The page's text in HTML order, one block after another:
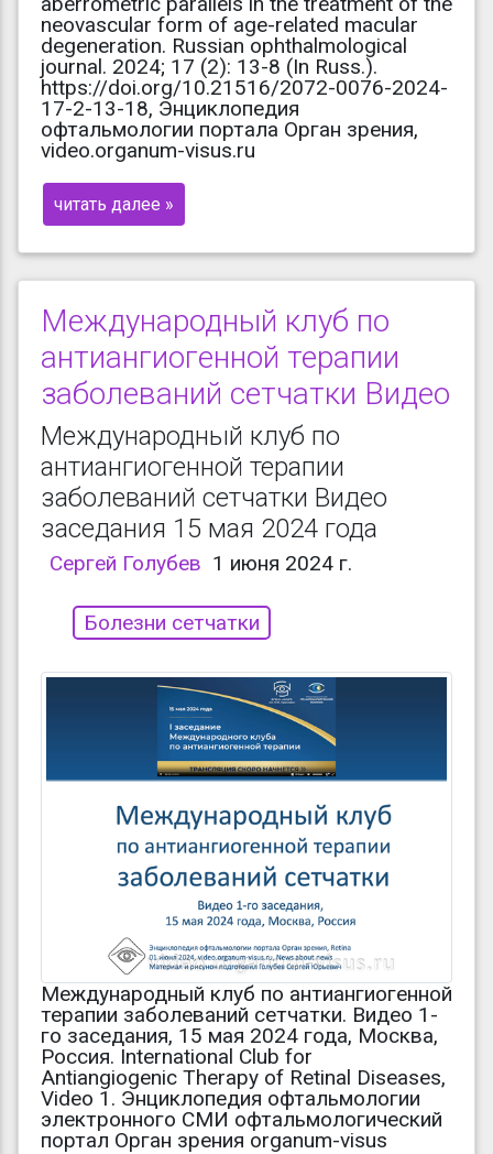
neovascular form of age-related macular
degeneration. Russian ophthalmological
journal. 2024; 17 (2): 13-8 (In Russ.).
https://doi.org/10.21516/2072-0076-2024-
17-2-13-18, Энциклопедия
офтальмологии портала Орган зрения,
video.organum-visus.ru
читать далее »
Международный клуб по
антиангиогенной терапии
заболеваний сетчатки Видео
Международный клуб по
антиангиогенной терапии
заболеваний сетчатки Видео
заседания 15 мая 2024 года
Сергей Голубев 1 июня 2024 г.
Болезни сетчатки
Международный клуб по антиангиогенной
терапии заболеваний сетчатки. Видео 1-
го заседания, 15 мая 2024 года, Москва,
Россия. International Club for
Antiangiogenic Therapy of Retinal Diseases,
Video 1. Энциклопедия офтальмологии
электронного СМИ офтальмологический
портал Орган зрения organum-visus